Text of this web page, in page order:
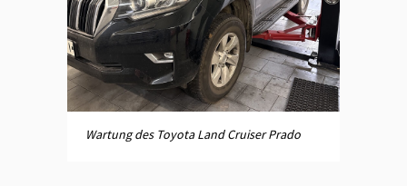
Wartung des Toyota Land Cruiser Prado